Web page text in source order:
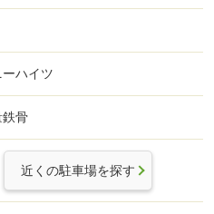
ハイツ
鉄骨
近くの駐車場を探す